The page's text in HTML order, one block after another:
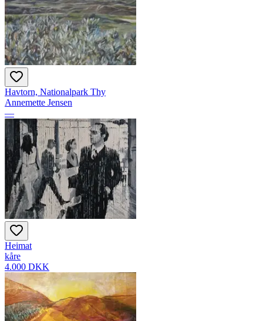
Havtorn, Nationalpark Thy
Annemette Jensen
—
Heimat
kåre
4.000 DKK